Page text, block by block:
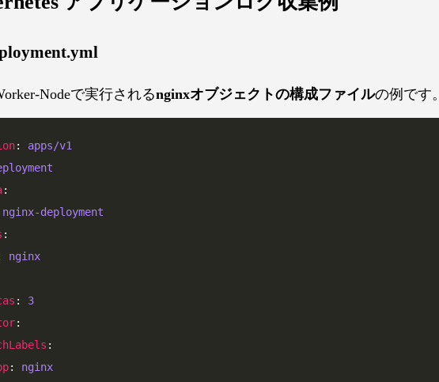
Nodeで実行されるnginxオブジェクトの構成ファイルの例です。
: apps/v1
nginx-deployment
nginx
: 3
: nginx